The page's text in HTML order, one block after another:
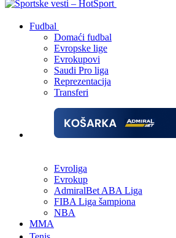
Fudbal
Domaći fudbal
Evropske lige
Evrokupovi
Saudi Pro liga
Reprezentacija
Transferi
Evroliga
Evrokup
AdmiralBet ABA Liga
FIBA Liga šampiona
NBA
MMA